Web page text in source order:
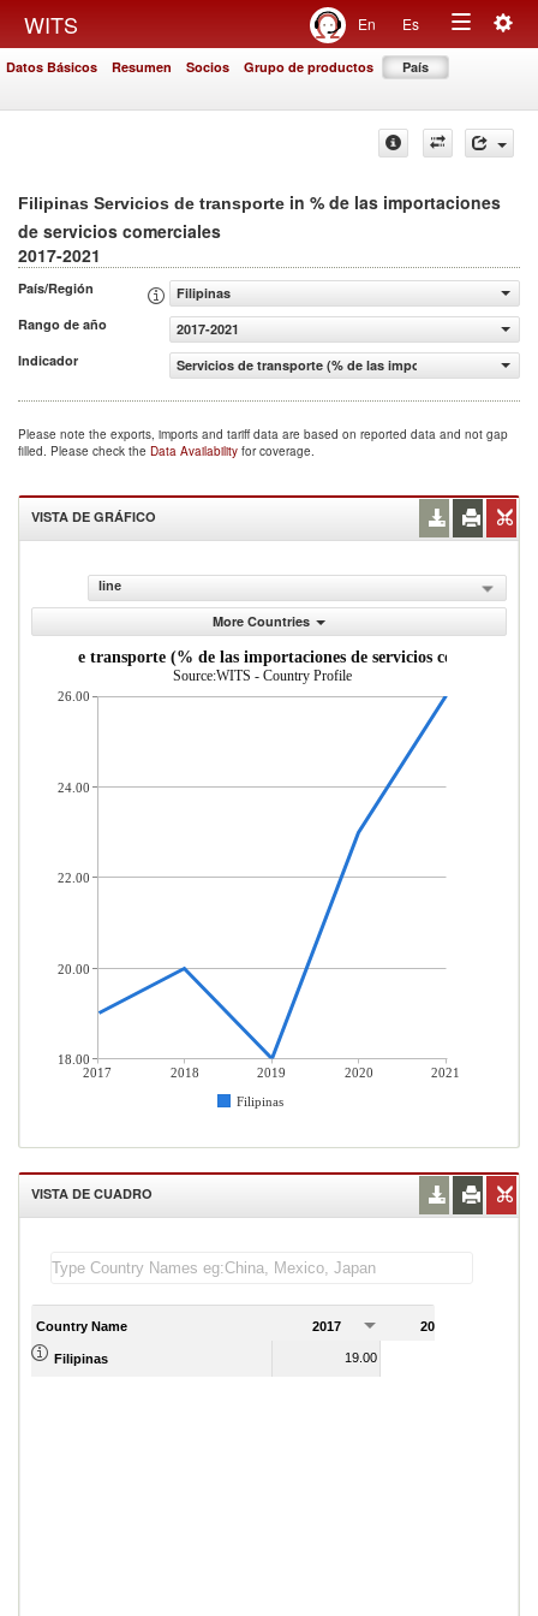
WITS En Es
Toggle
Datos Básicos Resumen Socios Grupo de productos País
Filipinas Servicios de transporte in % de las importaciones
de servicios comerciales
2017-2021
País/Región
Filipinas
Rango de año
2017-2021
Indicador
Servicios de transporte (% de las importaciones de
Please note the exports, imports and tariff data are based on reported data and not gap
filled. Please check the Data Availability for coverage.
VISTA DE GRÁFICO
line
More Countries
Servicios de transporte (% de las importaciones de servicios comerciales)
Source:WITS - Country Profile
2017 2018 2019 2020
2021
Filipinas
26.00
24.00
22.00
20.00
18.00
VISTA DE CUADRO
Country Name 2017 2018
Filipinas 19.00